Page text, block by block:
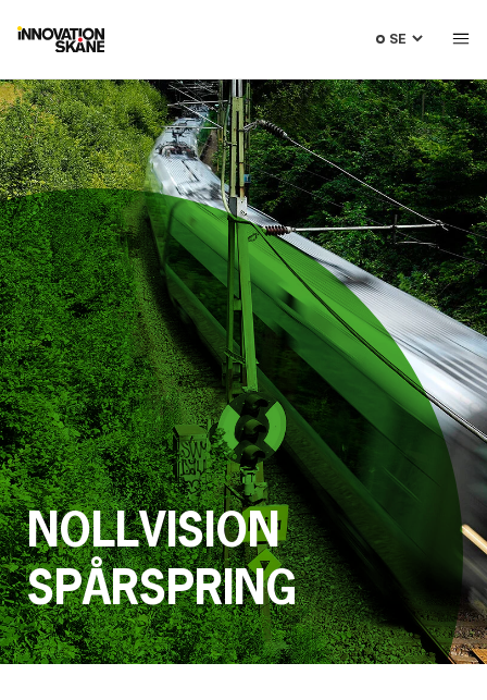
språk
NOLLVISION
SPÅRSPRING